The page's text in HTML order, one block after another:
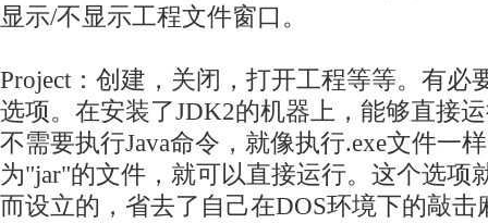
显示/不显示工程文件窗口。
Project：创建，关闭，打开工程等等。有必
选项。在安装了JDK2的机器上，能够直接
不需要执行Java命令，就像执行.exe文件一
为"jar"的文件，就可以直接运行。这个选项
而设立的，省去了自己在DOS环境下的敲